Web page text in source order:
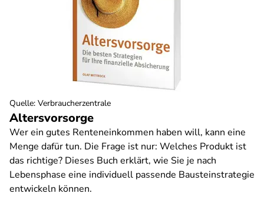
Altersvorsorge
Wer ein gutes Renteneinkommen haben will, kann eine
Menge dafür tun. Die Frage ist nur: Welches Produkt ist
das richtige? Dieses Buch erklärt, wie Sie je nach
Lebensphase eine individuell passende Bausteinstrategie
entwickeln können.
Quelle: Verbraucherzentrale